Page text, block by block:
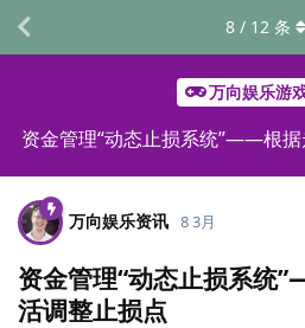
万向娱乐游
资金管理“动态止损系统”——根
8 / 12 条
万向娱乐资讯 8 3月
资金管理“动态止损系统
活调整止损点